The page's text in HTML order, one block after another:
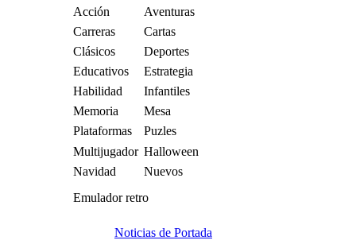
Acción
Aventuras
Carreras
Cartas
Clásicos
Deportes
Educativos
Estrategia
Habilidad
Infantiles
Memoria
Mesa
Plataformas
Puzles
Multijugador Halloween
Navidad
Nuevos
Emulador retro
Noticias de Portada